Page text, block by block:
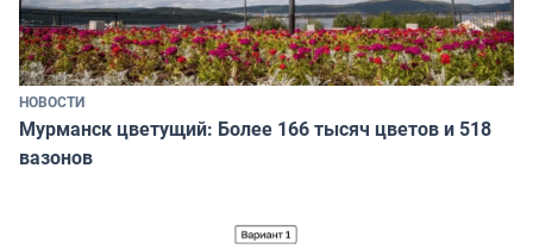
НОВОСТИ
Мурманск цветущий: Более 166 тысяч цветов и 518
вазонов